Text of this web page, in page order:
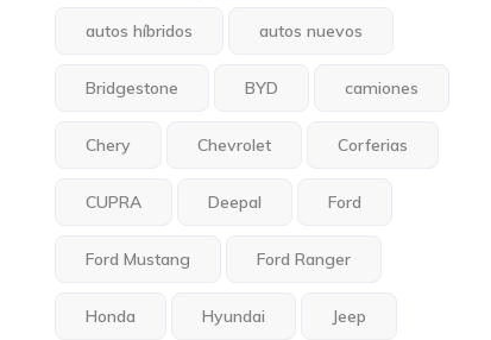
autos híbridos autos nuevos
Bridgestone BYD camiones
Chery Chevrolet Corferias
CUPRA Deepal Ford
Ford Mustang Ford Ranger
Honda Hyundai Jeep